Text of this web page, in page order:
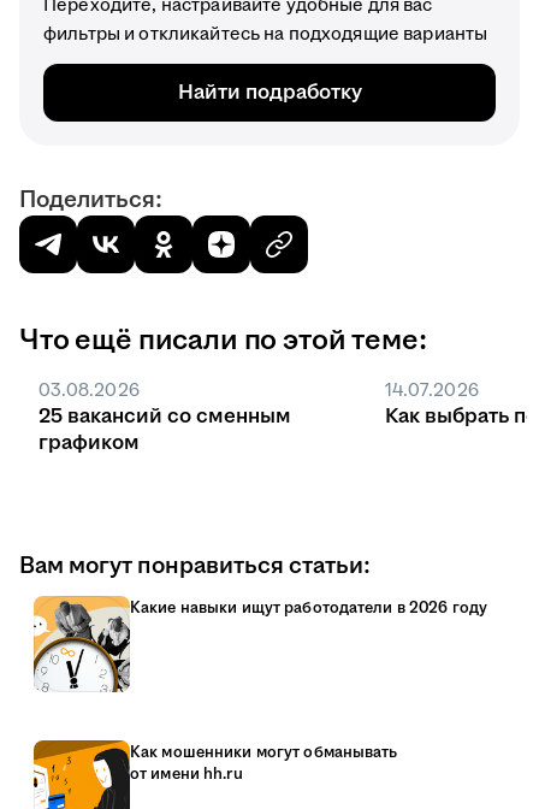
Переходите, настраивайте удобные для вас
фильтры и откликайтесь на подходящие варианты
Найти подработку
Поделиться:
Что ещё писали по этой теме:
03.08.2026
25 вакансий со сменным
графиком
14.07.2026
Как выбрать
Вам могут понравиться статьи:
Какие навыки ищут работодатели в 2026 году
Как мошенники могут обманывать
от имени hh.ru